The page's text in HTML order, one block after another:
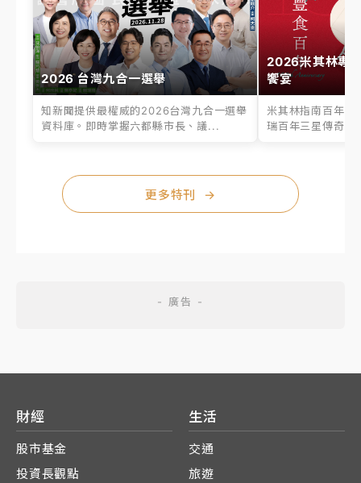
2026 台灣九合一選舉
知新聞提供最權威的2026台灣九合一選舉
資料庫。即時掌握六都縣市長、議...
2026米其林專
饗宴
米其林指南百年之
瑞百年三星傳奇、
更多特刊 →
財經
股市基金
投資長觀點
生活
交通
旅遊